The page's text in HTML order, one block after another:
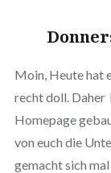
Moin, Heute hat
recht doll. Daher
Homepage
von euch die
gemacht sich